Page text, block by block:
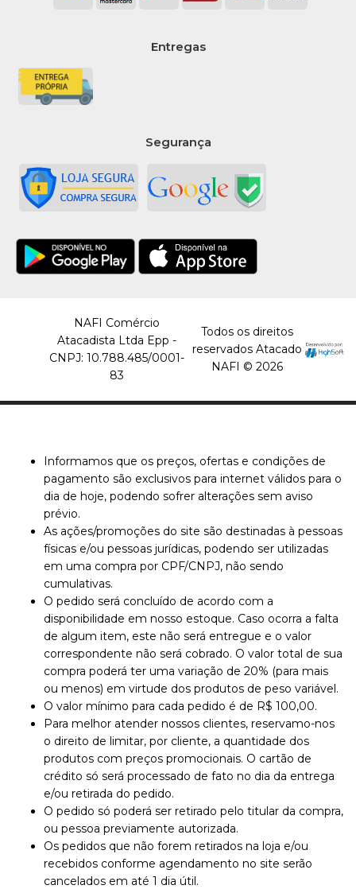
Entregas
Segurança
NAFI Comércio
Atacadista Ltda Epp -
CNPJ: 10.788.485/0001-
83
Todos os direitos
reservados Atacado
NAFI © 2026
Informamos que os preços, ofertas e condições de
pagamento são exclusivos para internet válidos para o
dia de hoje, podendo sofrer alterações sem aviso
prévio.
As ações/promoções do site são destinadas à pessoas
físicas e/ou pessoas jurídicas, podendo ser utilizadas
em uma compra por CPF/CNPJ, não sendo
cumulativas.
O pedido será concluído de acordo com a
disponibilidade em nosso estoque. Caso ocorra a falta
de algum item, este não será entregue e o valor
correspondente não será cobrado. O valor total de sua
compra poderá ter uma variação de 20% (para mais
ou menos) em virtude dos produtos de peso variável.
O valor mínimo para cada pedido é de R$ 100,00.
Para melhor atender nossos clientes, reservamo-nos
o direito de limitar, por cliente, a quantidade dos
produtos com preços promocionais. O cartão de
crédito só será processado de fato no dia da entrega
e/ou retirada do pedido.
O pedido só poderá ser retirado pelo titular da compra,
ou pessoa previamente autorizada.
Os pedidos que não forem retirados na loja e/ou
recebidos conforme agendamento no site serão
cancelados em até 1 dia útil.